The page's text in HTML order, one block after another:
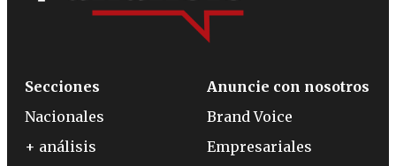
Secciones
Nacionales
+ análisis
Anuncie con nosotros
Brand Voice
Empresariales